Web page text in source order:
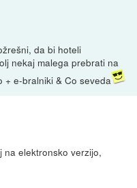
da bi hoteli
nekaj malega prebrati na
+ e-bralniki & Co seveda
na elektronsko verzijo,